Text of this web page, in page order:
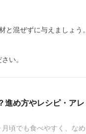
混ぜずに与えましょう。
い。
進め方やレシピ・アレ
頃でも食べやすく、なめ